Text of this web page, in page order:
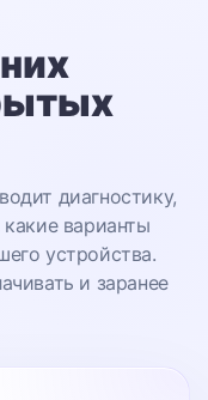
диагностику,
варианты
устройства.
и заранее